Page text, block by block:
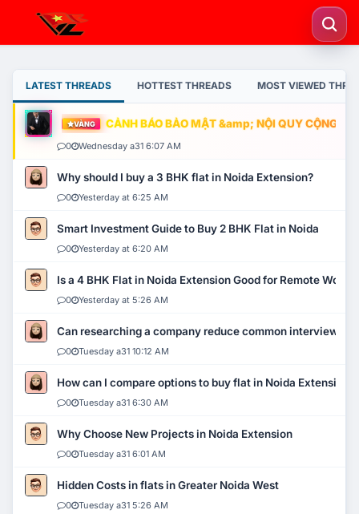
LATEST THREADS HOTTEST THREADS MOST VIEWED
VÀNG CẢNH BÁO BẢO MẬT &amp; NỘI QUY CỘNG
0 Wednesday a31 6:07 AM
Why should I buy a 3 BHK flat in Noida Extension?
0 Yesterday at 6:25 AM
Smart Investment Guide to Buy 2 BHK Flat in Noida
0 Yesterday at 6:20 AM
Is a 4 BHK Flat in Noida Extension Good for Remote Work?
0 Yesterday at 5:26 AM
Can researching a company reduce common interview
0 Tuesday a31 10:12 AM
How can I compare options to buy flat in Noida Extension?
0 Tuesday a31 6:30 AM
Why Choose New Projects in Noida Extension
0 Tuesday a31 6:01 AM
Hidden Costs in flats in Greater Noida West
0 Tuesday a31 5:26 AM